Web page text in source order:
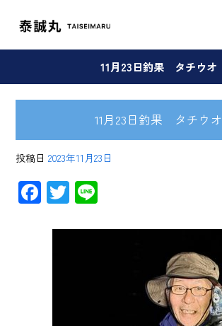
11月23日釣果 タチウオ
11月23日釣果 タチウオ
投稿日 2023年11月23日
F
e
T
tt